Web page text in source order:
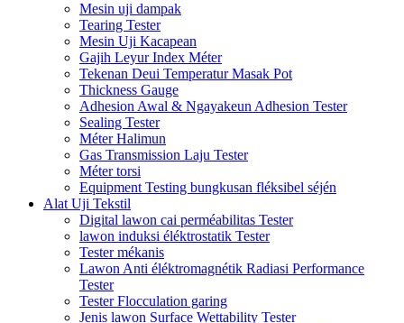
Mesin uji dampak
Tearing Tester
Mesin Uji Kacapean
Gajih Leyur Index Méter
Tekenan Deui Temperatur Masak Pot
Thickness Gauge
Adhesion Awal & Ngayakeun Adhesion Tester
Sealing Tester
Méter Halimun
Gas Transmission Laju Tester
Méter torsi
Equipment Testing bungkusan fléksibel séjén
Alat Uji Tekstil
Digital lawon cai perméabilitas Tester
lawon induksi éléktrostatik Tester
Tester mékanis
Lawon Anti éléktromagnétik Radiasi Performance
Tester
Tester Flocculation garing
Jenis lawon Surface Wettability Tester